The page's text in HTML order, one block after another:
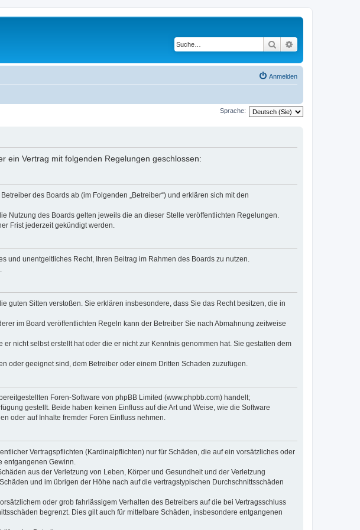
Suche
Anmelden
Sprache:
ein Vertrag mit folgenden Regelungen geschlossen:
des Boards ab (im Folgenden „Betreiber“) und erklären sich mit den
Nutzung des Boards gelten jeweils die an dieser Stelle veröffentlichten Regelungen.
Frist jederzeit gekündigt werden.
und unentgeltliches Recht, Ihren Beitrag im Rahmen des Boards zu nutzen.
guten Sitten verstoßen. Sie erklären insbesondere, dass Sie das Recht besitzen, die in
im Board veröffentlichten Regeln kann der Betreiber Sie nach Abmahnung zeitweise
nicht selbst erstellt hat oder die er nicht zur Kenntnis genommen hat. Sie gestatten dem
oder geeignet sind, dem Betreiber oder einem Dritten Schaden zuzufügen.
Foren-Software von phpBB Limited (www.phpbb.com) handelt;
gestellt. Beide haben keinen Einfluss auf die Art und Weise, wie die Software
oder auf Inhalte fremder Foren Einfluss nehmen.
Vertragspflichten (Kardinalpflichten) nur für Schäden, die auf ein vorsätzliches oder
Gewinn.
aus der Verletzung von Leben, Körper und Gesundheit und der Verletzung
und im übrigen der Höhe nach auf die vertragstypischen Durchschnittsschäden
oder grob fahrlässigem Verhalten des Betreibers auf die bei Vertragsschluss
begrenzt. Dies gilt auch für mittelbare Schäden, insbesondere entgangenen